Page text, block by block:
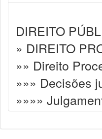
DIREITO
» DIREITO
»» Direito
»»» Decisões
»»»»